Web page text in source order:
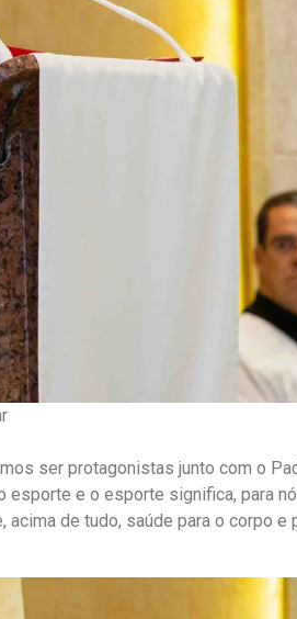
ser protagonistas junto com o
esporte e o esporte significa, para
de tudo, saúde para o corpo e